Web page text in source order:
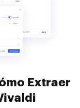
Extraer